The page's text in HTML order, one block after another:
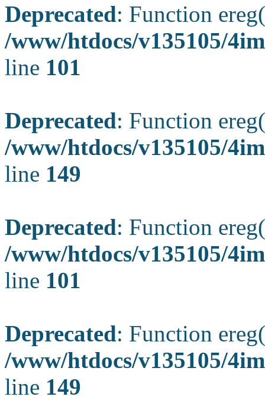
Deprecated: Function
/www/htdocs/v135105/
line 101
Deprecated: Function
/www/htdocs/v135105/
line 149
Deprecated: Function
/www/htdocs/v135105/
line 101
Deprecated: Function
/www/htdocs/v135105/
line 149